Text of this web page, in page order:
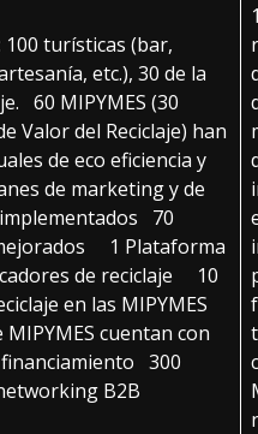
100 turísticas (bar,
etc.), 30 de la
60 MIPYMES (30
Valor del Reciclaje) han
de eco eficiencia y
de marketing y de
70
1 Plataforma
de reciclaje 10
en las MIPYMES
cuentan con
300
B2B